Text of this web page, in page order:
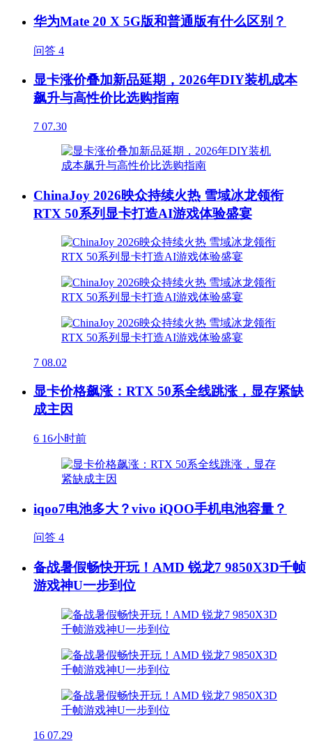
华为Mate 20 X 5G版和普通版有什么区别？
问答 4
显卡涨价叠加新品延期，2026年DIY装机成本
飙升与高性价比选购指南
7 07.30
ChinaJoy 2026映众持续火热 雪域冰龙领衔
RTX 50系列显卡打造AI游戏体验盛宴
7 08.02
显卡价格飙涨：RTX 50系全线跳涨，显存紧缺
成主因
6 16小时前
iqoo7电池多大？vivo iQOO手机电池容量？
问答 4
备战暑假畅快开玩！AMD 锐龙7 9850X3D千帧
游戏神U一步到位
16 07.29